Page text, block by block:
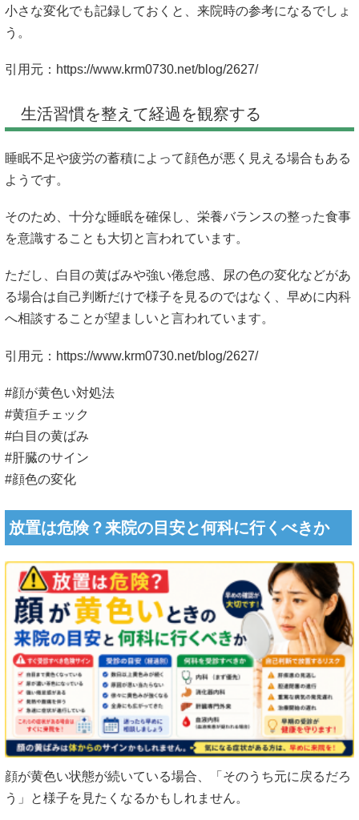
小さな変化でも記録しておくと、来院時の参考になるでしょ
う。
引用元： https://www.krm0730.net/blog/2627/
生活習慣を整えて経過を観察する
睡眠不足や疲労の蓄積によって顔色が悪く見える場合もある
ようです。
そのため、十分な睡眠を確保し、栄養バランスの整った食事
を意識することも大切と言われています。
ただし、白目の黄ばみや強い倦怠感、尿の色の変化などがあ
る場合は自己判断だけで様子を見るのではなく、早めに内科
へ相談することが望ましいと言われています。
引用元： https://www.krm0730.net/blog/2627/
#顔が黄色い対処法
#黄疸チェック
#白目の黄ばみ
#肝臓のサイン
#顔色の変化
放置は危険？来院の目安と何科に行くべきか
顔が黄色い状態が続いている場合、「そのうち元に戻るだろ
う」と様子を見たくなるかもしれません。